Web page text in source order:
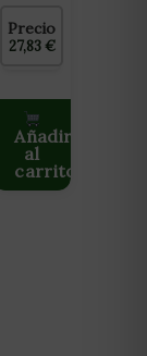
Precio
27,83€
Añadir
al
carrito